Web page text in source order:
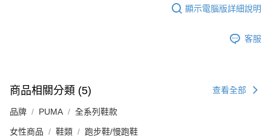
顯示電腦版詳細說明
客服
商品相關分類 (5) 查看全部
品牌 PUMA 全系列鞋款
女性商品 鞋類 跑步鞋/慢跑鞋